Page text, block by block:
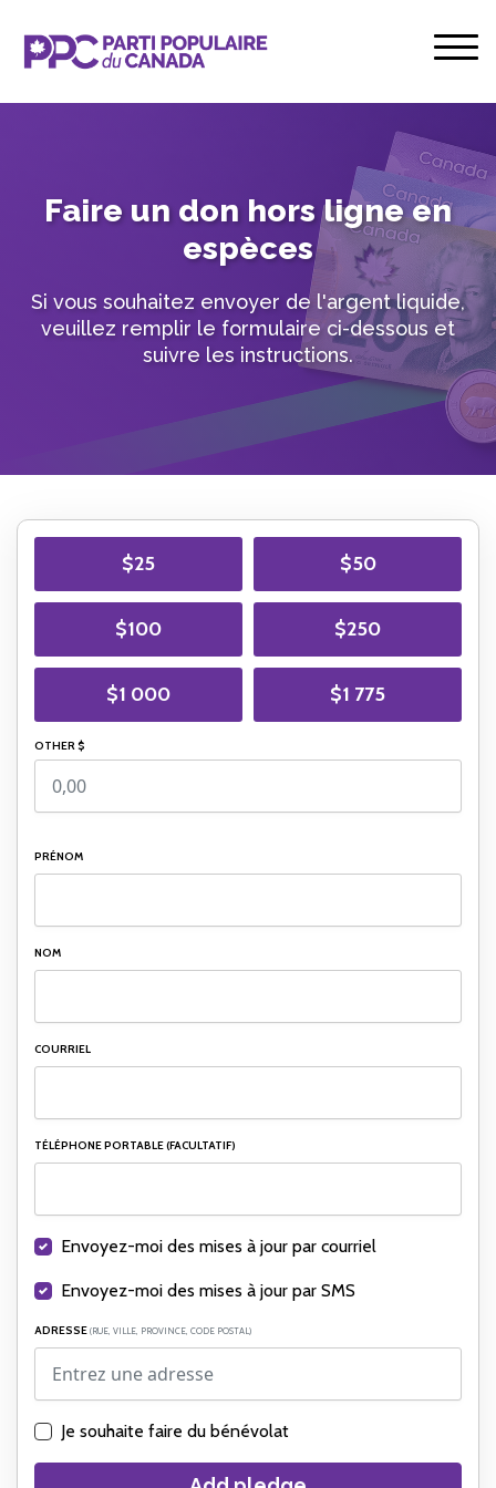
Faire un don hors ligne en
espèces
Si vous souhaitez envoyer de l'argent liquide,
veuillez remplir le formulaire ci-dessous et
suivre les instructions.
$25 $50
$100 $250
$1 000 $1 775
OTHER $
PRÉNOM
NOM
COURRIEL
TÉLÉPHONE PORTABLE (FACULTATIF)
Envoyez-moi des mises à jour par courriel
Envoyez-moi des mises à jour par SMS
ADRESSE (RUE, VILLE, PROVINCE, CODE POSTAL)
Je souhaite faire du bénévolat